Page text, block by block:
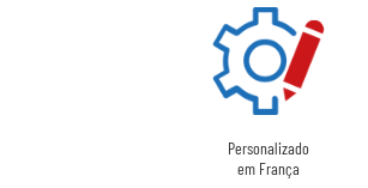
Personalizado
em França